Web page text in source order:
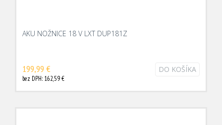
AKU NOŽNICE 18 V LXT DUP181Z
199,99 €
bez DPH: 162,59 €
DO KOŠÍKA